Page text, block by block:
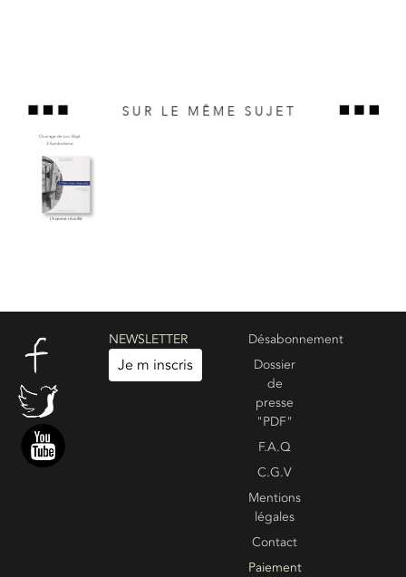
Ouvrage de Luc Bigé
3-Symbolisme
L’homme réunifié
NEWSLETTER
Je m inscris
Désabonnement
Dossier
de
presse
"PDF"
F.A.Q
C.G.V
Mentions
légales
Contact
Paiement